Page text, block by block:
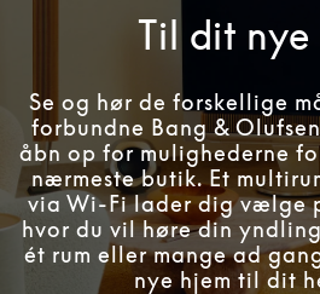
Til dit nye
Se og hør de forskellige
forbundne Bang &
åbn op for mulighederne
nærmeste butik. Et
via Wi-Fi lader dig vælge
hvor du vil høre din
ét rum eller mange ad
nye hjem til dit